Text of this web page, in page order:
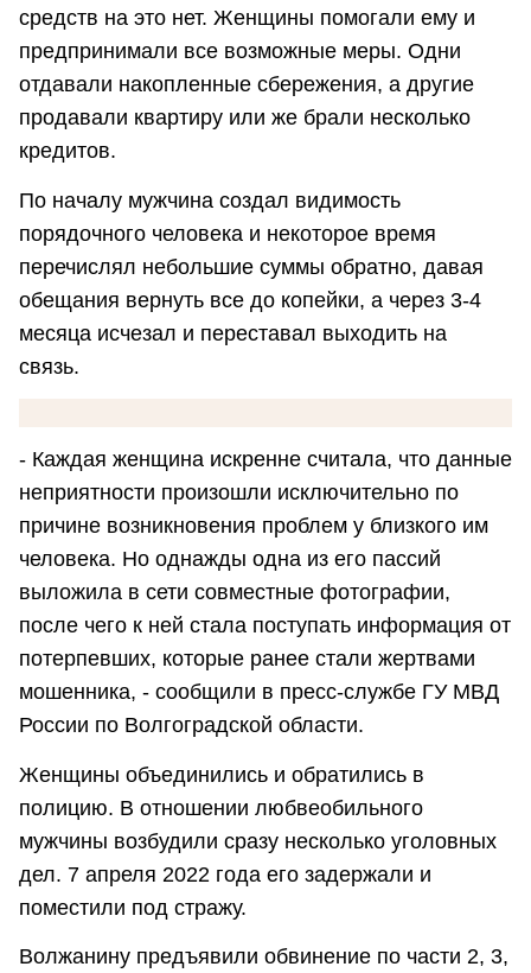
средств на это нет. Женщины помогали ему и
предпринимали все возможные меры. Одни
отдавали накопленные сбережения, а другие
продавали квартиру или же брали несколько
кредитов.
По началу мужчина создал видимость
порядочного человека и некоторое время
перечислял небольшие суммы обратно, давая
обещания вернуть все до копейки, а через 3-4
месяца исчезал и переставал выходить на
связь.
- Каждая женщина искренне считала, что данные
неприятности произошли исключительно по
причине возникновения проблем у близкого им
человека. Но однажды одна из его пассий
выложила в сети совместные фотографии,
после чего к ней стала поступать информация от
потерпевших, которые ранее стали жертвами
мошенника, - сообщили в пресс-службе ГУ МВД
России по Волгоградской области.
Женщины объединились и обратились в
полицию. В отношении любвеобильного
мужчины возбудили сразу несколько уголовных
дел. 7 апреля 2022 года его задержали и
поместили под стражу.
Волжанину предъявили обвинение по части 2, 3,